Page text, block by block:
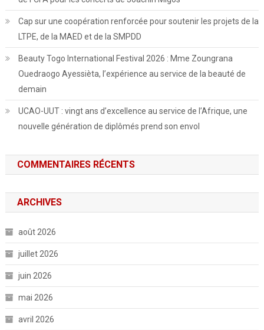
Cap sur une coopération renforcée pour soutenir les projets de la
LTPE, de la MAED et de la SMPDD
Beauty Togo International Festival 2026 : Mme Zoungrana
Ouedraogo Ayessièta, l’expérience au service de la beauté de
demain
UCAO-UUT : vingt ans d’excellence au service de l’Afrique, une
nouvelle génération de diplômés prend son envol
COMMENTAIRES RÉCENTS
ARCHIVES
août 2026
juillet 2026
juin 2026
mai 2026
avril 2026